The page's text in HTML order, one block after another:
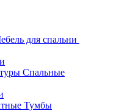
для спальни
Спальные
Тумбы